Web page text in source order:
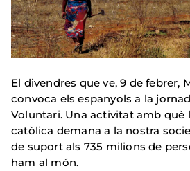
El divendres que ve, 9 de febrer,
convoca els espanyols a la
Voluntari. Una activitat amb què
catòlica demana a la nostra
de suport als 735 milions de
ham al món.